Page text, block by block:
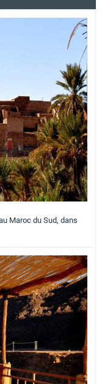
Maroc du Sud, dans